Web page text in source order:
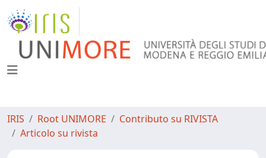
IRIS Root UNIMORE
Contributo su RIVISTA
Articolo su rivista